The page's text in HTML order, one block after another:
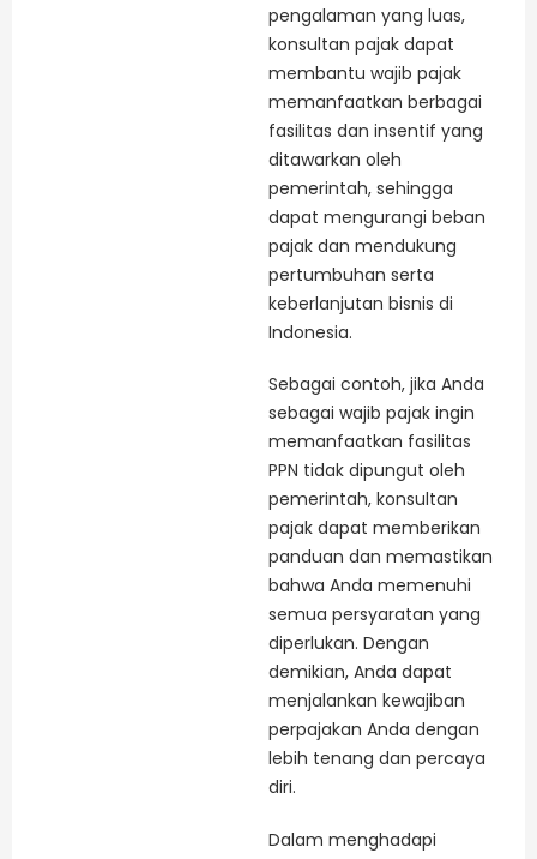
pengalaman yang luas,
konsultan pajak dapat
membantu wajib pajak
memanfaatkan berbagai
fasilitas dan insentif yang
ditawarkan oleh
pemerintah, sehingga
dapat mengurangi beban
pajak dan mendukung
pertumbuhan serta
keberlanjutan bisnis di
Indonesia.
Sebagai contoh, jika Anda
sebagai wajib pajak ingin
memanfaatkan fasilitas
PPN tidak dipungut oleh
pemerintah, konsultan
pajak dapat memberikan
panduan dan memastikan
bahwa Anda memenuhi
semua persyaratan yang
diperlukan. Dengan
demikian, Anda dapat
menjalankan kewajiban
perpajakan Anda dengan
lebih tenang dan percaya
diri.
Dalam menghadapi